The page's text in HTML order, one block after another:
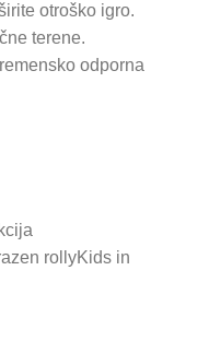
otroško igro.
terene.
odporna
rollyKids in